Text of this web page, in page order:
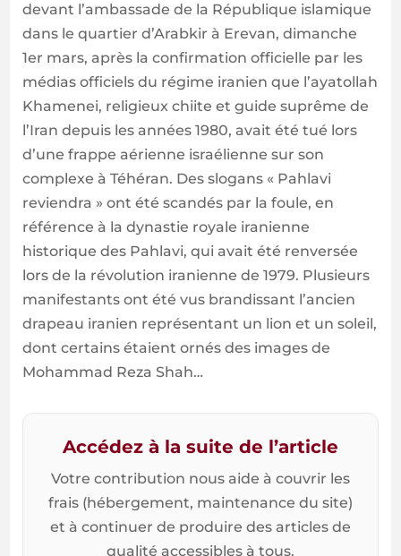
devant l’ambassade de la République islamique
dans le quartier d’Arabkir à Erevan, dimanche
1er mars, après la confirmation officielle par les
médias officiels du régime iranien que l’ayatollah
Khamenei, religieux chiite et guide suprême de
l’Iran depuis les années 1980, avait été tué lors
d’une frappe aérienne israélienne sur son
complexe à Téhéran. Des slogans « Pahlavi
reviendra » ont été scandés par la foule, en
référence à la dynastie royale iranienne
historique des Pahlavi, qui avait été renversée
lors de la révolution iranienne de 1979. Plusieurs
manifestants ont été vus brandissant l’ancien
drapeau iranien représentant un lion et un soleil,
dont certains étaient ornés des images de
Mohammad Reza Shah…
Accédez à la suite de l’article
Votre contribution nous aide à couvrir les
frais (hébergement, maintenance du site)
et à continuer de produire des articles de
qualité accessibles à tous.